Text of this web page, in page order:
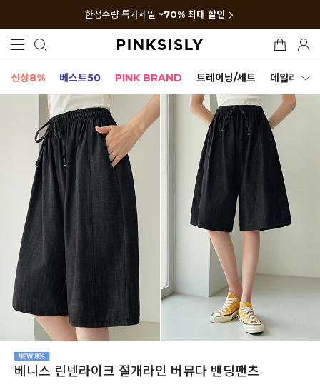
한정수량 특가세일 ~70% 최대 할인
신상8% 베스트50 PINK BRAND 트레이닝/세트 데일리세트
베니스 린넨라이크 절개라인 버뮤다 밴딩팬츠